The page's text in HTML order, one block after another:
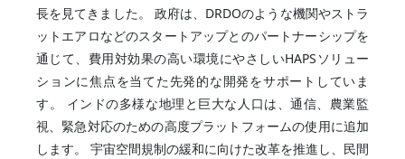
長を見てきました。 政府は、DRDOのような機関やストラ
ットエアロなどのスタートアップとのパートナーシップを
通じて、費用対効果の高い環境にやさしいHAPSソリュー
ションに焦点を当てた先発的な開発をサポートしていま
す。 インドの多様な地理と巨大な人口は、通信、農業監
視、緊急対応のための高度プラットフォームの使用に追加
します。 宇宙空間規制の緩和に向けた改革を推進し、民間